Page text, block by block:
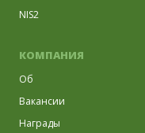
NIS2
КОМПАНИЯ
Об
Вакансии
Награды